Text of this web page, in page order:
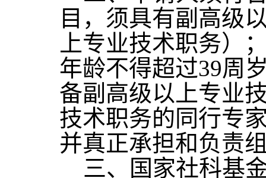
目，须具有副高级
上专业技术职务）
年龄不得超过39周
备副高级以上专业
技术职务的同行专
并真正承担和负责
三、国家社科基